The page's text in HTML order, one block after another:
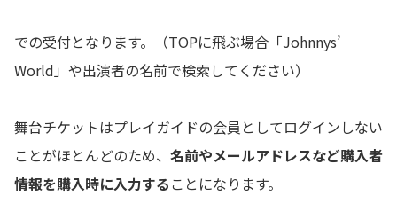
での受付となります。（TOPに飛ぶ場合「Johnnys’
World」や出演者の名前で検索してください）
舞台チケットはプレイガイドの会員としてログインしない
ことがほとんどのため、 名前やメールアドレスなど購入者
情報を購入時に入力する ことになります。